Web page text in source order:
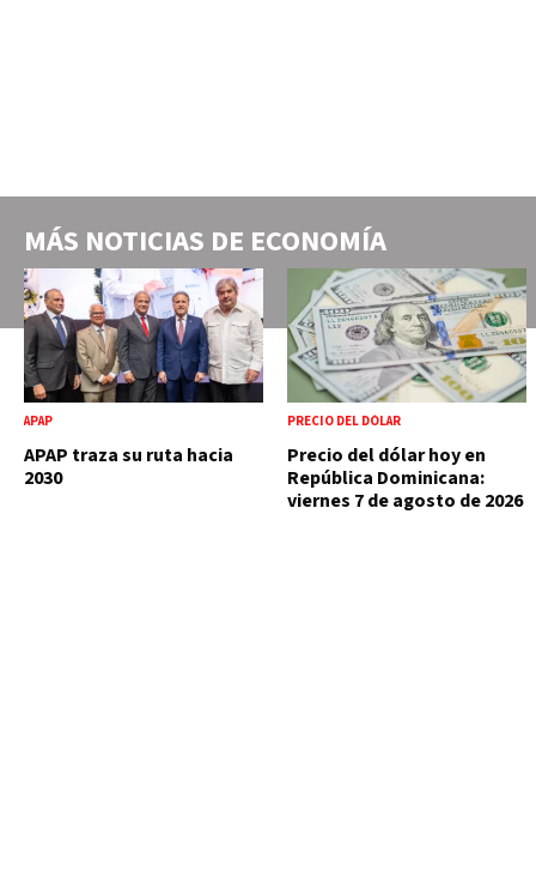
MÁS NOTICIAS DE ECONOMÍA
APAP
APAP traza su ruta hacia
2030
PRECIO DEL DÓLAR
Precio del dólar hoy en
República Dominicana:
viernes 7 de agosto de 2026